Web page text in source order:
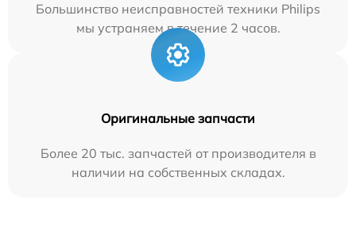
Большинство неисправностей техники Philips
мы устраняем в течение 2 часов.
Оригинальные запчасти
Более 20 тыс. запчастей от производителя в
наличии на собственных складах.